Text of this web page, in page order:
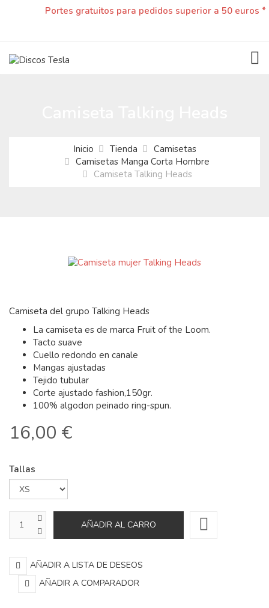
Portes gratuitos para pedidos superior a 50 euros *
Inicio Tienda
Camisetas
Camisetas Manga Corta Hombre
Camiseta Talking Heads
Camiseta del grupo Talking Heads
La camiseta es de marca Fruit of the Loom.
Tacto suave
Cuello redondo en canale
Mangas ajustadas
Tejido tubular
Corte ajustado fashion,150gr.
100% algodon peinado ring-spun.
16,00 €
Tallas
AÑADIR A LISTA DE DESEOS
AÑADIR A COMPARADOR